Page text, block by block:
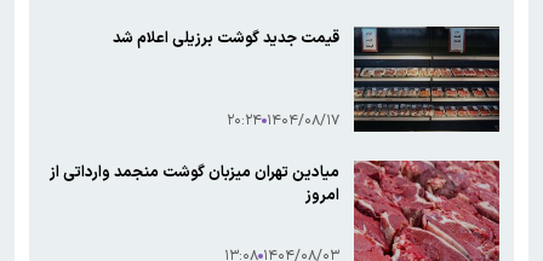
قیمت جدید گوشت برزیلی اعلام شد
۱۴۰۴/۰۸/۱۷ ۲۰:۲۴
میادین تهران میزبان گوشت منجمد وارداتی از
امروز
۱۴۰۴/۰۸/۰۳ ۱۳:۰۸